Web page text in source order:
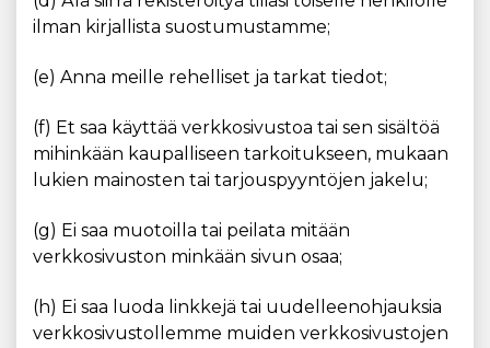
ilman kirjallista suostumustamme;
(e) Anna meille rehelliset ja tarkat tiedot;
(f) Et saa käyttää verkkosivustoa tai sen sisältöä
mihinkään kaupalliseen tarkoitukseen, mukaan
lukien mainosten tai tarjouspyyntöjen jakelu;
(g) Ei saa muotoilla tai peilata mitään
verkkosivuston minkään sivun osaa;
(h) Ei saa luoda linkkejä tai uudelleenohjauksia
verkkosivustollemme muiden verkkosivustojen